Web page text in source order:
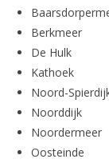
Berkmeer
De Hulk
Kathoek
Noord-
Noorddijk
Noordermeer
Oosteinde